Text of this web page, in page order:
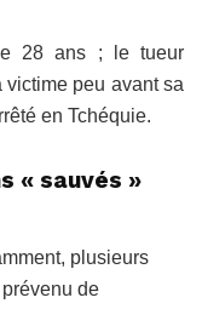
28 ans ; le tueur
peu avant sa
en Tchéquie.
« sauvés »
plusieurs
de